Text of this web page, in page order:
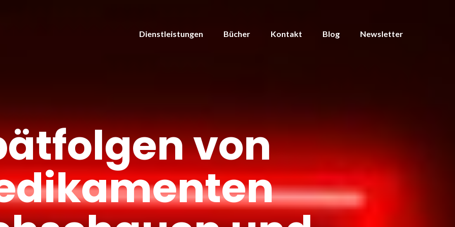
Dienstleistungen Bücher Kontakt Blog Newsletter
von